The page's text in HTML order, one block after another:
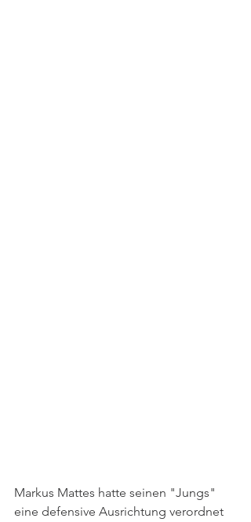
Markus Mattes hatte seinen "Jungs"
eine defensive Ausrichtung verordnet